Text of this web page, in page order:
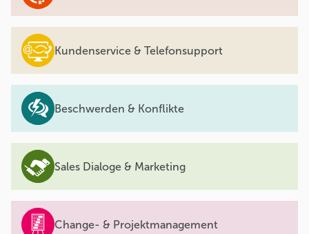
Kundenservice & Telefonsupport
Beschwerden & Konflikte
Sales Dialoge & Marketing
Change- & Projektmanagement